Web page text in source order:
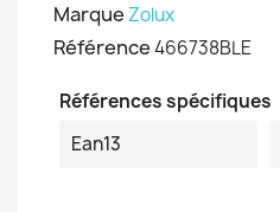
Marque Zolux
Référence466738BLE
Références spécifiques
Ean13